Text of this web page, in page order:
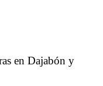
en Dajabón y